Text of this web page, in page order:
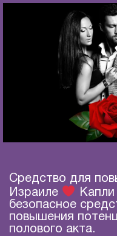
Средство для
Израиле
безопасное
повышения
полового акта.